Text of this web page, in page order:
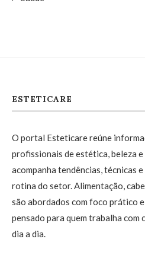
ESTETICARE
O portal Esteticare reúne
profissionais de estética, beleza
acompanha tendências, técnicas
rotina do setor. Alimentação,
são abordados com foco prático
pensado para quem trabalha com
dia a dia.